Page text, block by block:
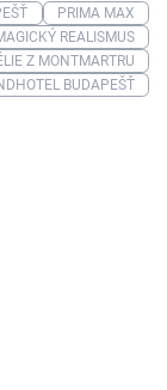
PRIMA MAX
REALISMUS
Z MONTMARTRU
BUDAPEŠŤ